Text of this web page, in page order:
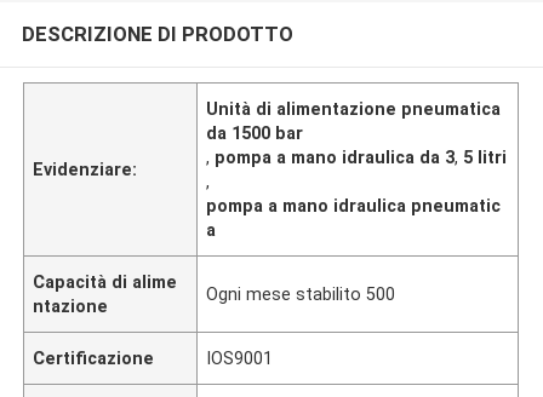
DESCRIZIONE DI PRODOTTO
Evidenziare:
Unità di alimentazione pneumatica
da 1500 bar
, pompa a mano idraulica da 3, 5 litri
,
pompa a mano idraulica pneumatic
a
Capacità di alime
ntazione
Ogni mese stabilito 500
Certificazione IOS9001